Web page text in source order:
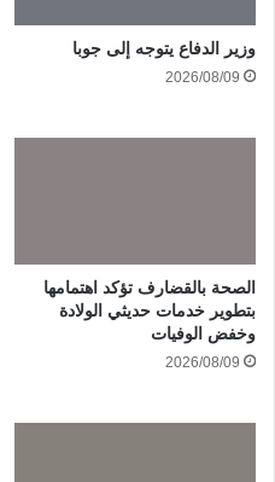
وزير الدفاع يتوجه إلى جوبا
2026/08/09
الصحة بالقضارف تؤكد اهتمامها
بتطوير خدمات حديثي الولادة
وخفض الوفيات
2026/08/09